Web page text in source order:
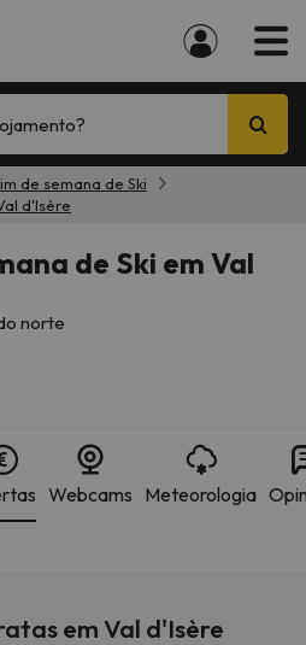
de semana de Ski
d'Isère
de Ski em Val
norte
Webcams Meteorologia
em Val d'Isère